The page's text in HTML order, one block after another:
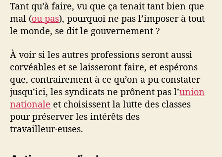
Tant qu’à faire, vu que ça tenait tant bien que
mal (ou pas), pourquoi ne pas l’imposer à tout
le monde, se dit le gouvernement ?
À voir si les autres professions seront aussi
corvéables et se laisseront faire, et espérons
que, contrairement à ce qu’on a pu constater
jusqu’ici, les syndicats ne prônent pas l’union
nationale et choisissent la lutte des classes
pour préserver les intérêts des
travailleur·euses.